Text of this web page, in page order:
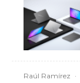
Raúl Ramírez ·